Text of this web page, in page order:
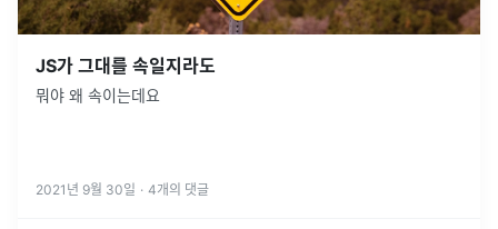
JS가 그대를 속일지라도
뭐야 왜 속이는데요
2021년 9월 30일 · 4개의 댓글